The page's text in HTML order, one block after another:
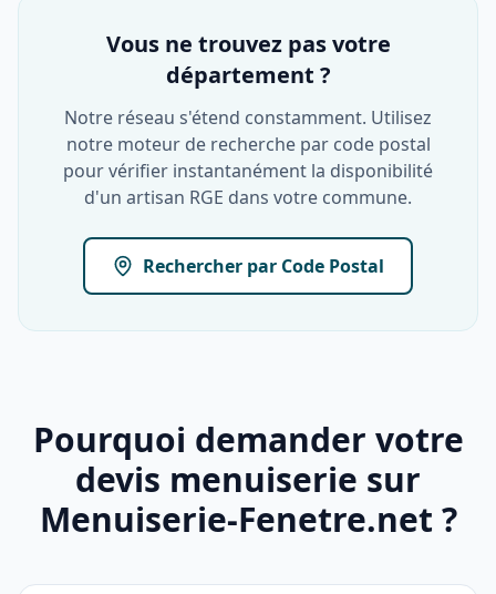
Vous ne trouvez pas votre
département ?
Notre réseau s'étend constamment. Utilisez
notre moteur de recherche par code postal
pour vérifier instantanément la disponibilité
d'un artisan RGE dans votre commune.
Rechercher par Code Postal
Pourquoi demander votre
devis menuiserie sur
Menuiserie-Fenetre.net ?